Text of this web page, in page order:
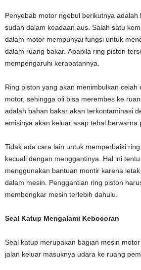
Penyebab motor ngebul berikutnya adalah
sudah dalam keadaan aus. Salah satu
dalam motor mempunyai fungsi untuk
dalam ruang bakar. Apabila ring piston
mempengaruhi kerapatannya.
Ring piston yang akan menimbulkan celah
motor, sehingga oli bisa merembes ke
adalah bahan bakar akan terkontaminasi
emisinya akan keluar asap tebal berwarna
Tidak ada cara lain untuk memperbaiki
kecuali dengan menggantinya. Hal ini
menggunakan bantuan montir karena
dalam mesin. Penggantian ring piston
membongkar mesin terlebih dahulu.
Seal Katup Mengalami Kebocoran
Seal katup merupakan bagian mesin
jalan keluar masuknya udara ke ruang